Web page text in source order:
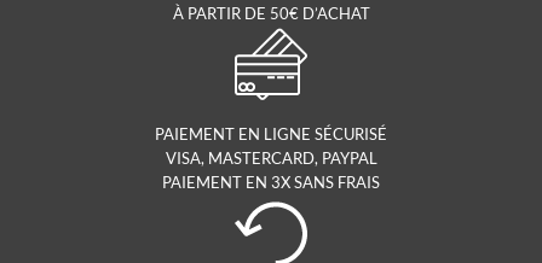
À PARTIR DE 50€ D’ACHAT
PAIEMENT EN LIGNE SÉCURISÉ
VISA, MASTERCARD, PAYPAL
PAIEMENT EN 3X SANS FRAIS